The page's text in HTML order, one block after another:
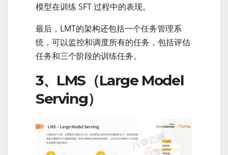
模型在训练 SFT 过程中的表现。
最后，LMT的架构还包括一个任务管理系
统，可以监控和调度所有的任务，包括评估
任务和三个阶段的训练任务。
3、LMS（Large Model
Serving）